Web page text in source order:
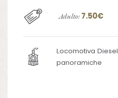
Adulto: 7.50€
Locomotiva
panoramiche